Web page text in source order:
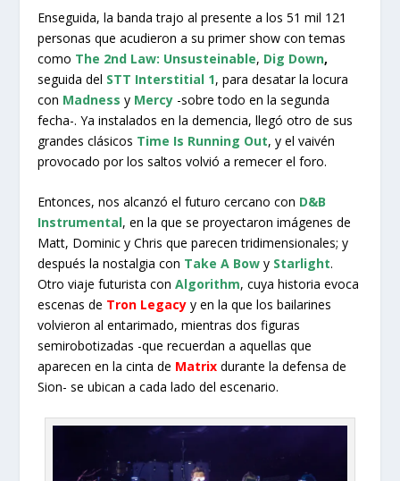
Enseguida, la banda trajo al presente a los 51 mil 121
personas que acudieron a su primer show con temas
como The 2nd Law: Unsusteinable, Dig Down,
seguida del STT Interstitial 1, para desatar la locura
con Madness y Mercy -sobre todo en la segunda
fecha-. Ya instalados en la demencia, llegó otro de sus
grandes clásicos Time Is Running Out, y el vaivén
provocado por los saltos volvió a remecer el foro.
Entonces, nos alcanzó el futuro cercano con D&B
Instrumental, en la que se proyectaron imágenes de
Matt, Dominic y Chris que parecen tridimensionales; y
después la nostalgia con Take A Bow y Starlight.
Otro viaje futurista conAlgorithm, cuya historia evoca
escenas de Tron Legacy y en la que los bailarines
volvieron al entarimado, mientras dos figuras
semirobotizadas -que recuerdan a aquellas que
aparecen en la cinta de Matrix durante la defensa de
Sion- se ubican a cada lado del escenario.